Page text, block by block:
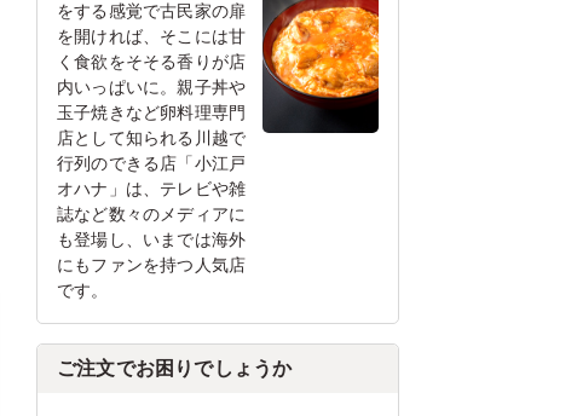
をする感覚で古民家の扉
を開ければ、そこには甘
く食欲をそそる香りが店
内いっぱいに。親子丼や
玉子焼きなど卵料理専門
店として知られる川越で
行列のできる店「小江戸
オハナ」は、テレビや雑
誌など数々のメディアに
も登場し、いまでは海外
にもファンを持つ人気店
です。
ご注文でお困りでしょうか